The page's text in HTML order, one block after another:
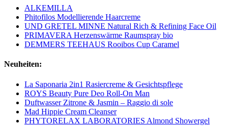
ALKEMILLA
Phitofilos Modellierende Haarcreme
UND GRETEL MINNE Natural Rich & Refining Face Oil
PRIMAVERA Herzenswärme Raumspray bio
DEMMERS TEEHAUS Rooibos Cup Caramel
Neuheiten:
La Saponaria 2in1 Rasiercreme & Gesichtspflege
ROYS Beauty Pure Deo Roll-On Man
Duftwasser Zitrone & Jasmin – Raggio di sole
Mad Hippie Cream Cleanser
PHYTORELAX LABORATORIES Almond Showergel